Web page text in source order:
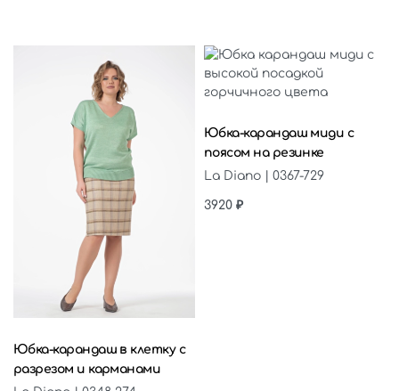
Юбка-карандаш в клетку с
разрезом и карманами
Юбка-карандаш миди с
поясом на резинке
La Diano | 0367-729
3920 ₽